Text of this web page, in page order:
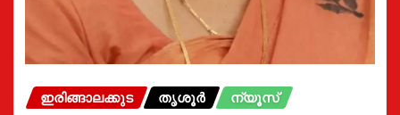
ഇരിങ്ങാലക്കുട തൃശൂർ ന്യൂസ്